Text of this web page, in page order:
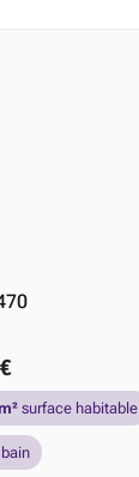
surface habitable